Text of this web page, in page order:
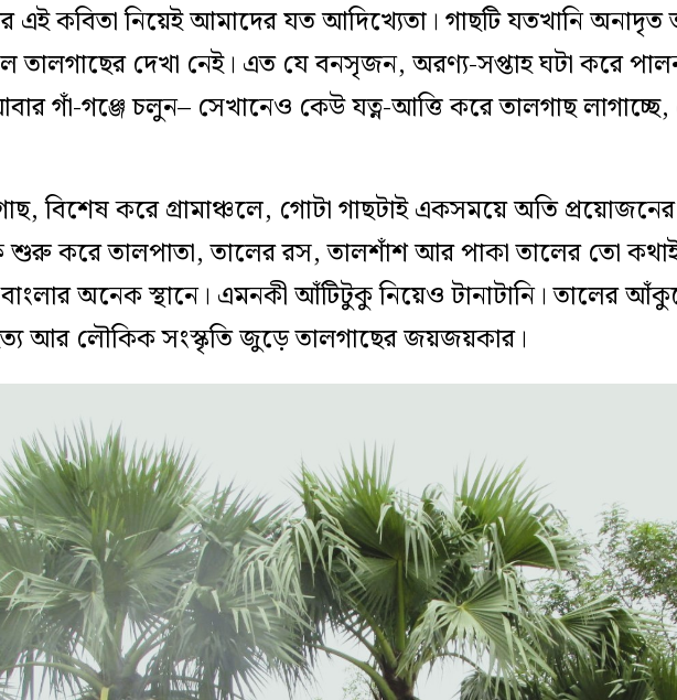
এই কবিতা নিয়েই আমাদের যত আদিখ্যেতা। গাছটি যতখানি
তালগাছের দেখা নেই। এত যে বনসৃজন, অরণ্য-সপ্তাহ ঘটা করে
গাঁ-গঞ্জে চলুন– সেখানেও কেউ যত্ন-আত্তি করে তালগাছ
বিশেষ করে গ্রামাঞ্চলে, গোটা গাছটাই একসময়ে অতি প্রয়োজনের
শুরু করে তালপাতা, তালের রস, তালশাঁশ আর পাকা তালের তো
অনেক স্থানে। এমনকী আঁটিটুকু নিয়েও টানাটানি। তালের
আর লৌকিক সংস্কৃতি জুড়ে তালগাছের জয়জয়কার।